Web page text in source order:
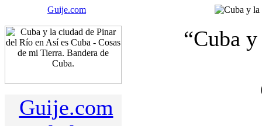
Guije.com
Guije.com
“Cuba